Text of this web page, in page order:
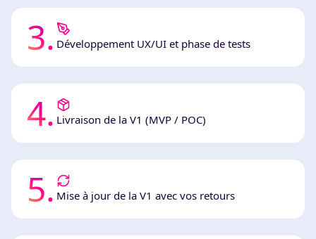
3. Développement UX/UI et phase de tests
4. Livraison de la V1 (MVP / POC)
5. Mise à jour de la V1 avec vos retours